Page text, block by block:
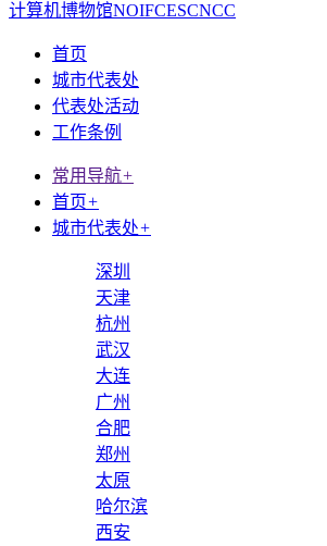
计算机博物馆NOIFCESCNCC
首页
城市代表处
代表处活动
工作条例
常用导航+
首页+
城市代表处+
深圳
天津
杭州
武汉
大连
广州
合肥
郑州
太原
哈尔滨
西安